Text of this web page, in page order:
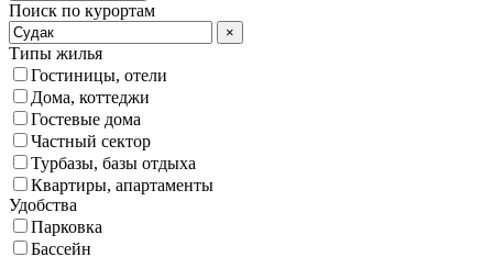
Поиск по курортам
×
Типы жилья
Гостиницы, отели
Дома, коттеджи
Гостевые дома
Частный сектор
Турбазы, базы отдыха
Квартиры, апартаменты
Удобства
Парковка
Бассейн